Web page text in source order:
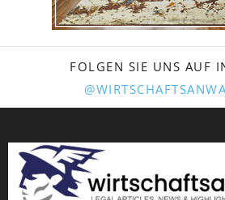
FOLGEN SIE UNS AUF